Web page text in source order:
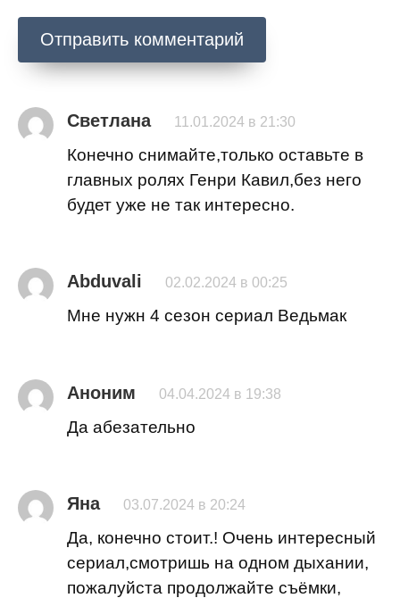
Светлана 11.01.2024 в 21:30
Конечно снимайте,только оставьте в
главных ролях Генри Кавил,без него
будет уже не так интересно.
Abduvali 02.02.2024 в 00:25
Мне нужн 4 сезон сериал Ведьмак
Аноним 04.04.2024 в 19:38
Да абезательно
Яна 03.07.2024 в 20:24
Да, конечно стоит.! Очень интересный
сериал,смотришь на одном дыхании,
пожалуйста продолжайте съёмки,